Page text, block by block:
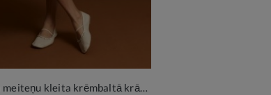
Kayra – svinīga meiteņu kleita krēmbaltā krāsā ar tilla un mežģīņu akcentiem